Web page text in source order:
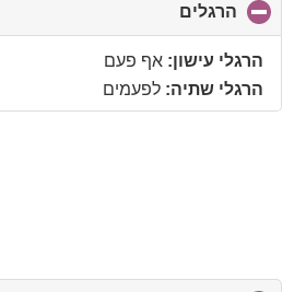
הרגלים
to
collapse
contents
הרגלי עישון: אף פעם
הרגלי שתיה: לפעמים